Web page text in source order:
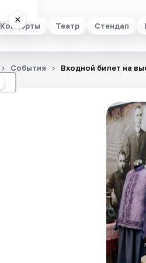
Концерты Театр Стендап
×
☾
События Входной билет на